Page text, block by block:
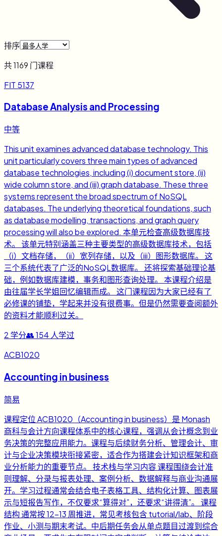
排序
共1169 门课程
FIT 5137
Database Analysis and Processing
中等
This unit examines advanced database technology. This
unit particularly covers three main types of advanced
database technologies, including (i) document store, (ii)
wide column store, and (iii) graph database. These three
systems represent the broad spectrum of NoSQL
databases. The underlying theoretical foundations, such
as database modelling, transactions, and graph query
processing will also be explored. 本单元检查高级数据库技
术。 该单元特别涵盖三种主要类型的高级数据库技术，包括
（i）文档存储，（ii）宽列存储，以及（iii）图形数据库。 这
三个系统代表了广泛的NoSQL数据库。 还将探索基础理论基
础，例如数据库建模，事务和图形查询处理。 本课程介绍是
由往届学长学姐回忆编辑而成。 这门课程因为大家已经有了
必修课的铺垫，学起来并没有很费事。但是仍然需要查阅额外
的资料才能顺利过关。
2 学分👥154 人学过
ACB1020
Accounting in business
简易
课程定位 ACB1020（Accounting in business）是 Monash
商科与会计方向课程体系中的核心课程，强调从会计概念到业
务决策的完整应用能力。课程与后续财务分析、管理会计、审
计与企业决策模块衔接紧密，适合作为搭建会计知识框架和商
业分析能力的重要节点。 技术栈与学习内容 课程围绕会计准
则理解、分录与报表处理、案例分析、数据解释与商业沟通展
开。学习过程通常会结合电子表格工具、结构化计算、图表展
示与短报告写作，不仅要求“算得对”，还要求“讲得清”。 课程
结构 通常按 12-13 周推进，常见考核包含 tutorial/lab、阶段
作业、小测与期末考试。中后期任务会从单点题目过渡到综合